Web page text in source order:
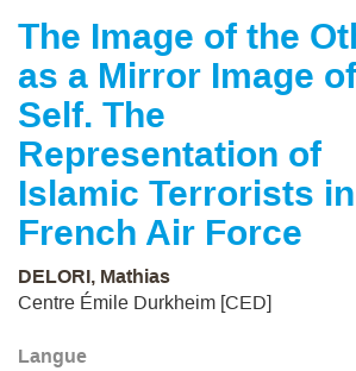
The Image of the
as a Mirror Image
Self. The
Representation of
Islamic Terrorists
French Air Force
DELORI, Mathias
Centre Émile Durkheim [CED]
Langue